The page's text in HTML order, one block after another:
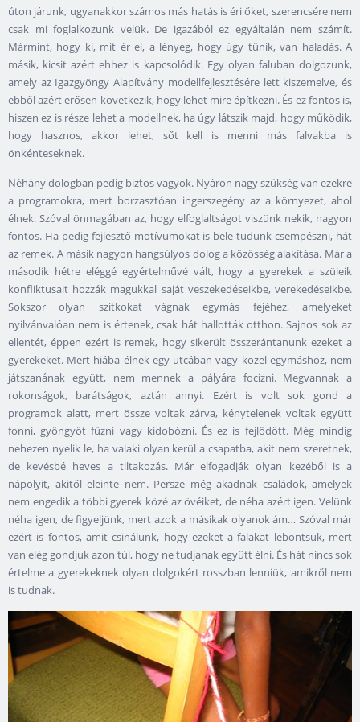
úton járunk, ugyanakkor számos más hatás is éri őket, szerencsére nem
csak mi foglalkozunk velük. De igazából ez egyáltalán nem számít.
Mármint, hogy ki, mit ér el, a lényeg, hogy úgy tűnik, van haladás. A
másik, kicsit azért ehhez is kapcsolódik. Egy olyan faluban dolgozunk,
amely az Igazgyöngy Alapítvány modellfejlesztésére lett kiszemelve, és
ebből azért erősen következik, hogy lehet mire építkezni. És ez fontos is,
hiszen ez is része lehet a modellnek, ha úgy látszik majd, hogy működik,
hogy hasznos, akkor lehet, sőt kell is menni más falvakba is
önkénteseknek.
Néhány dologban pedig biztos vagyok. Nyáron nagy szükség van ezekre
a programokra, mert borzasztóan ingerszegény az a környezet, ahol
élnek. Szóval önmagában az, hogy elfoglaltságot viszünk nekik, nagyon
fontos. Ha pedig fejlesztő motívumokat is bele tudunk csempészni, hát
az remek. A másik nagyon hangsúlyos dolog a közösség alakítása. Már a
második hétre eléggé egyértelművé vált, hogy a gyerekek a szüleik
konfliktusait hozzák magukkal saját veszekedéseikbe, verekedéseikbe.
Sokszor olyan szitkokat vágnak egymás fejéhez, amelyeket
nyilvánvalóan nem is értenek, csak hát hallották otthon. Sajnos sok az
ellentét, éppen ezért is remek, hogy sikerült összerántanunk ezeket a
gyerekeket. Mert hiába élnek egy utcában vagy közel egymáshoz, nem
játszanának együtt, nem mennek a pályára focizni. Megvannak a
rokonságok, barátságok, aztán annyi. Ezért is volt sok gond a
programok alatt, mert össze voltak zárva, kénytelenek voltak együtt
fonni, gyöngyöt fűzni vagy kidobózni. És ez is fejlődött. Még mindig
nehezen nyelik le, ha valaki olyan kerül a csapatba, akit nem szeretnek,
de kevésbé heves a tiltakozás. Már elfogadják olyan kezéből is a
nápolyit, akitől eleinte nem. Persze még akadnak családok, amelyek
nem engedik a többi gyerek közé az övéiket, de néha azért igen. Velünk
néha igen, de figyeljünk, mert azok a másikak olyanok ám… Szóval már
ezért is fontos, amit csinálunk, hogy ezeket a falakat lebontsuk, mert
van elég gondjuk azon túl, hogy ne tudjanak együtt élni. És hát nincs sok
értelme a gyerekeknek olyan dolgokért rosszban lenniük, amikről nem
is tudnak.